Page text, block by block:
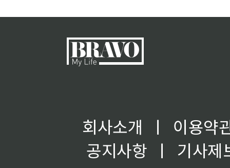
회사소개 ㅣ
이용약
공지사항
ㅣ
기사제